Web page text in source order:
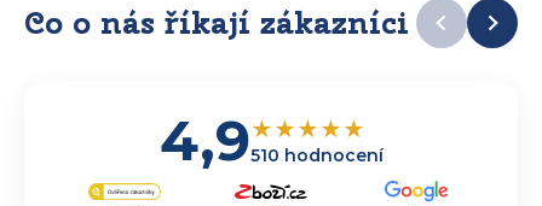
Co o nás říkají zákazníci
4,9★★★★★
510 hodnocení